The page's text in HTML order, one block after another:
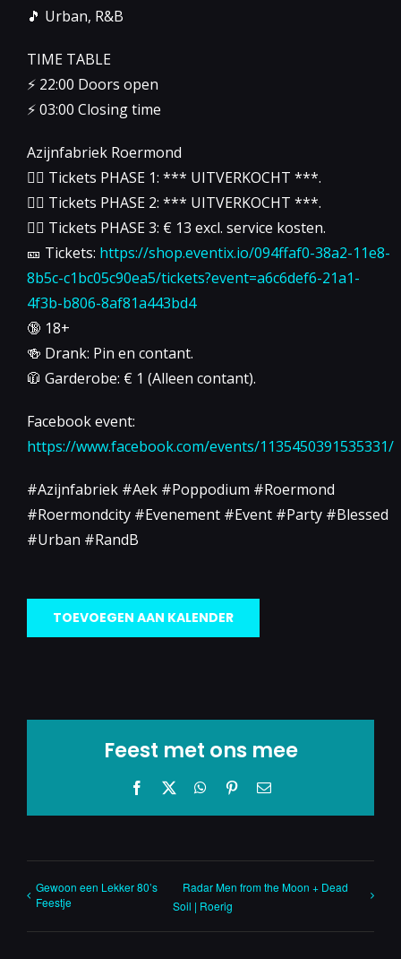
🎵 Urban, R&B
TIME TABLE
⚡️ 22:00 Doors open
⚡️ 03:00 Closing time
Azijnfabriek Roermond
👉🏻 Tickets PHASE 1: *** UITVERKOCHT ***.
👉🏻 Tickets PHASE 2: *** UITVERKOCHT ***.
👉🏻 Tickets PHASE 3: € 13 excl. service kosten.
🎫 Tickets: https://shop.eventix.io/094ffaf0-38a2-11e8-
8b5c-c1bc05c90ea5/tickets?event=a6c6def6-21a1-
4f3b-b806-8af81a443bd4
🔞 18+
🍻 Drank: Pin en contant.
🧥 Garderobe: € 1 (Alleen contant).
Facebook event:
https://www.facebook.com/events/1135450391535331/
#Azijnfabriek #Aek #Poppodium #Roermond
#Roermondcity #Evenement #Event #Party #Blessed
#Urban #RandB
TOEVOEGEN AAN KALENDER
Feest met ons mee
Facebook WhatsApp
Pinterest
E-
Gewoon een Lekker 80’s
Feestje
Radar Men from the Moon + Dead
Soil | Roerig